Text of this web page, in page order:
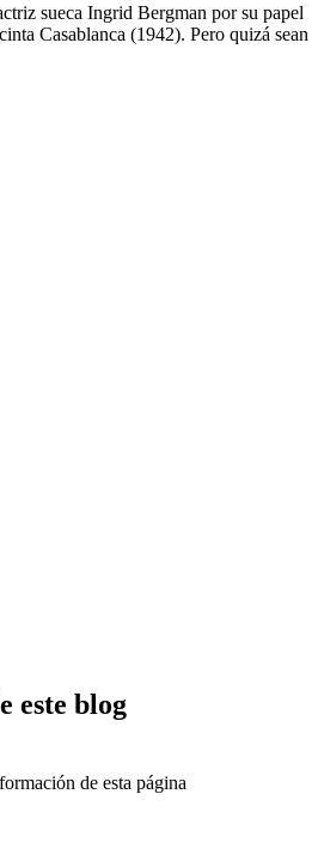
sueca Ingrid Bergman por su papel
Casablanca (1942). Pero quizá sean
este blog
de esta página